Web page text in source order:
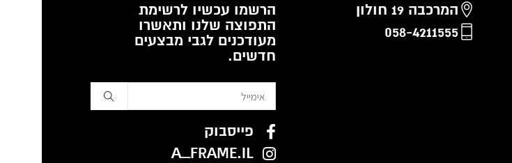
המרכבה 19 חולון
058-4211555
הרשמו עכשיו לרשימת
התפוצה שלנו ותאשרו
מעודכנים לגבי מבצעים
חדשים.
פייסבוק
A_FRAME.IL